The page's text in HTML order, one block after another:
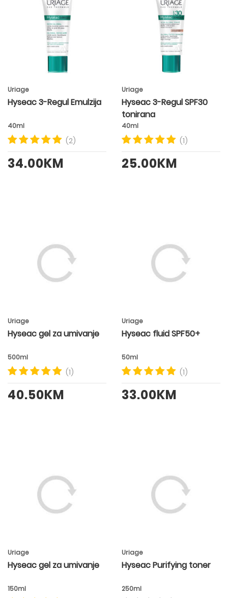
Uriage
Hyseac 3-Regul Emulzija
40ml
(2)
34.00KM
Uriage
Hyseac 3-Regul SPF30
tonirana
40ml
(1)
25.00KM
Uriage
Hyseac gel za umivanje
500ml
(1)
40.50KM
Uriage
Hyseac fluid SPF50+
50ml
(1)
33.00KM
Uriage
Hyseac gel za umivanje
150ml
Uriage
Hyseac Purifying toner
250ml